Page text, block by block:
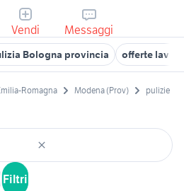
Vendi Messaggi
Bologna provincia offerte
Romagna Modena (Prov) pulizie
Filtri